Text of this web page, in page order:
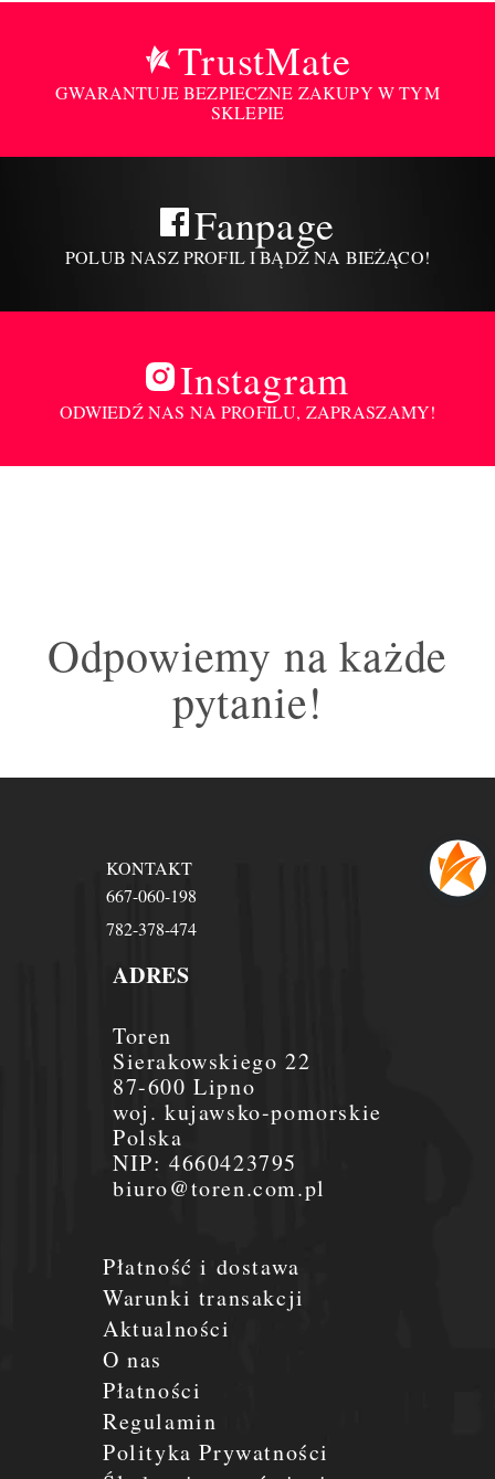
TrustMate
GWARANTUJE BEZPIECZNE ZAKUPY W TYM
SKLEPIE
Fanpage
POLUB NASZ PROFIL I BĄDŹ NA BIEŻĄCO!
Instagram
ODWIEDŹ NAS NA PROFILU, ZAPRASZAMY!
Odpowiemy na każde
pytanie!
Płatność i dostawa
Warunki transakcji
Aktualności
O nas
Płatności
Regulamin
Polityka Prywatności
ADRES
Toren
Sierakowskiego 22
87-600 Lipno
woj. kujawsko-pomorskie
Polska
NIP:4660423795
biuro@toren.com.pl
KONTAKT
667-060-198
782-378-474